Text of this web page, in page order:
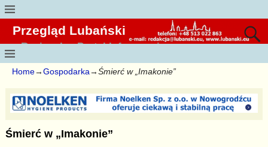
Przegląd Lubański
Regionalny Portal Informacyjny
Home→Gospodarka→Śmierć w „Imakonie”
Śmierć w „Imakonie”